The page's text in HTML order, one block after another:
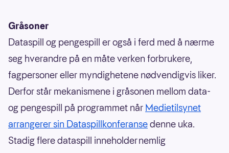
Gråsoner
Dataspill og pengespill er også i ferd med å nærme
seg hverandre på en måte verken forbrukere,
fagpersoner eller myndighetene nødvendigvis liker.
Derfor står mekanismene i gråsonen mellom data-
og pengespill på programmet når Medietilsynet
arrangerer sin Dataspillkonferansedenne uka.
Stadig flere dataspill inneholder nemlig